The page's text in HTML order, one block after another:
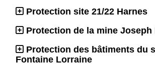
Protection site 21/22 Harnes
Protection de la mine Joseph
Protection des bâtiments du
Fontaine Lorraine